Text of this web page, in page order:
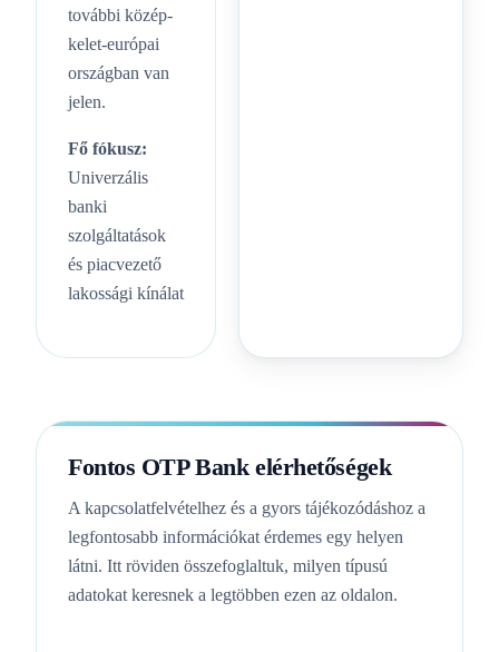
további közép-
kelet-európai
országban van
jelen.
Fő fókusz:
Univerzális
banki
szolgáltatások
és piacvezető
lakossági kínálat
Fontos OTP Bank elérhetőségek
A kapcsolatfelvételhez és a gyors tájékozódáshoz a
legfontosabb információkat érdemes egy helyen
látni. Itt röviden összefoglaltuk, milyen típusú
adatokat keresnek a legtöbben ezen az oldalon.